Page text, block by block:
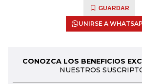
GUARDAR
UNIRSE A
CONOZCA LOS BENEFICIOS
NUESTROS